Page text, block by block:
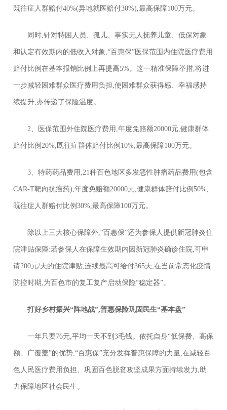
既往症人群赔付40%(异地就医赔付30%),最高保障100万元。
同时,针对特困人员、孤儿、事实无人抚养儿童、低保对象
和认定有效期内的低收入对象,“百惠保”医保范围内住院医疗费用
赔付比例在基本报销比例上再提高5%。这一精准保障举措,将进
一步减轻困难群众医疗费用负担,使困难群众获得感、幸福感持
续提升,亦传递了保险温度。
2、医保范围外住院医疗费用,年度免赔额20000元,健康群体
赔付比例20%,既往症群体赔付比例10%,最高保障100万元。
3、特药药品费用,21种百色地区多发恶性肿瘤药品费用(包含
CAR-T靶向抗癌药),年度免赔额20000元,健康群体赔付比例50%,
既往症人群赔付比例30%,最高保障100万元。
除以上三大核心保障外,“百惠保”还为参保人提供新冠肺炎住
院津贴保障:若参保人在保障生效期内因新冠肺炎确诊住院,可申
请200元/天的住院津贴,连续最高可给付365天,在当前常态化疫情
防控时期,为百色市的复工复产启动保险“稳定器”。
打好乡村振兴“阵地战”,普惠保险巩固民生“基本盘”
一年只要76元,平均一天不到3毛钱。依托自身“低保费、高保
额、广覆盖”的优势,“百惠保”充分发挥普惠保障的力量,在减轻百
色人民医疗费用负担、巩固百色脱贫攻坚成果方面持续发力,助
力保障地区社会民生。